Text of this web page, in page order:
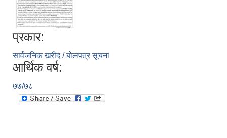
प्रकार:
सार्वजनिक खरीद / बोलपत्र सूचना
आर्थिक वर्ष:
७७/७८